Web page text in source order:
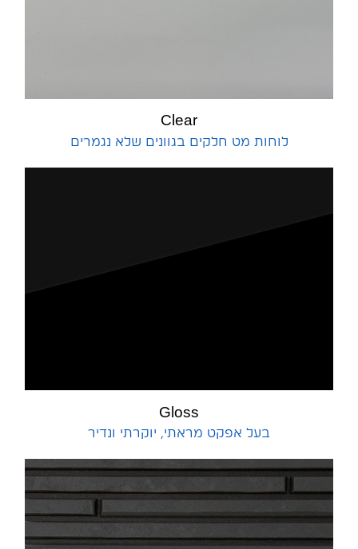
Clear
לוחות מט חלקים בגוונים שלא נגמרים
Gloss
בעל אפקט מראתי, יוקרתי ונדיר